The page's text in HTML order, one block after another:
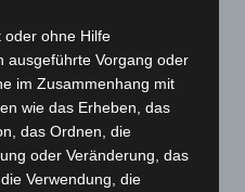
kehren nach
zurück
in Niedersachsen
oder ohne Hilfe
ausgeführte Vorgang oder
im Zusammenhang mit
wie das Erheben, das
das Ordnen, die
oder Veränderung, das
Verwendung, die